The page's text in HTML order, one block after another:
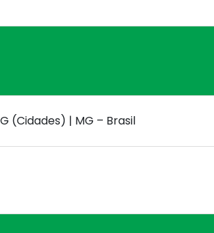
(Cidades) | MG – Brasil